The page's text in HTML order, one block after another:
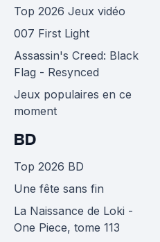
Top 2026 Jeux vidéo
007 First Light
Assassin's Creed: Black
Flag - Resynced
Jeux populaires en ce
moment
BD
Top 2026 BD
Une fête sans fin
La Naissance de Loki -
One Piece, tome 113